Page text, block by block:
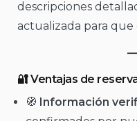
descripciones
actualizada para que
🔐 Ventajas de
🧭 Información